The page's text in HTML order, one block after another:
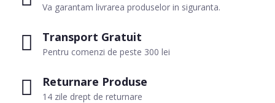
Va garantam livrarea produselor in siguranta.
Transport Gratuit
Pentru comenzi de peste 300 lei
Returnare Produse
14 zile drept de returnare